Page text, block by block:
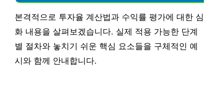
본격적으로 투자율 계산법과 수익률 평가에 대한 심
화 내용을 살펴보겠습니다. 실제 적용 가능한 단계
별 절차와 놓치기 쉬운 핵심 요소들을 구체적인 예
시와 함께 안내합니다.